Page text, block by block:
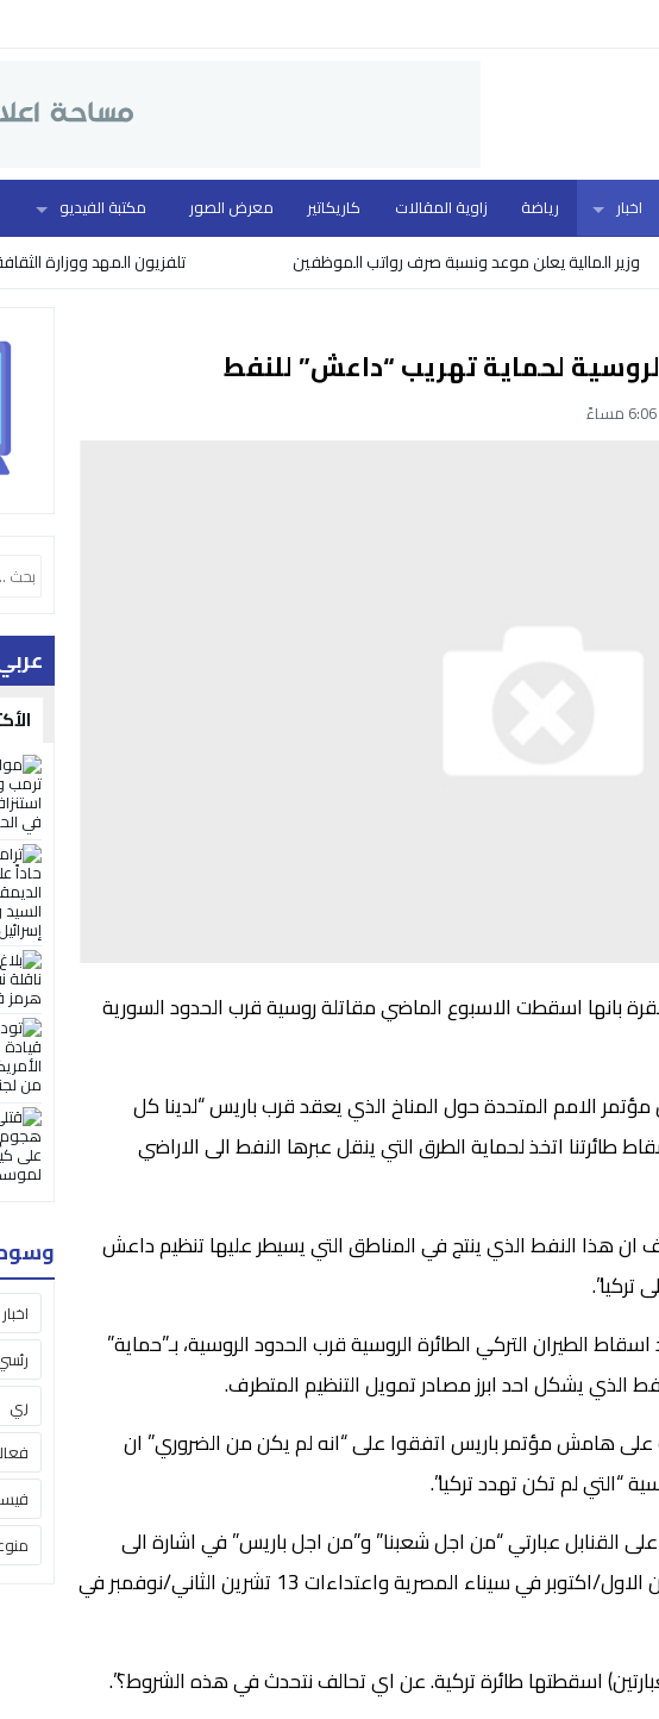
اخبار رياضة زاوية المقالات كاريكاتير معرض الصور مكتبة الفيديو
تلفزيون المهد ووزارة الثقافة يعلن موعد ونسبة صرف رواتب الموظفين
لحماية تهريب “داعش” للنفط
بانها اسقطت الاسبوع الماضي مقاتلة روسية قرب الحدود السورية
الامم المتحدة حول المناخ الذي يعقد قرب باريس “لدينا كل
طائرتنا اتخذ لحماية الطرق التي ينقل عبرها النفط الى الاراضي
هذا النفط الذي ينتج في المناطق التي يسيطر عليها تنظيم داعش
تركيا”.
الطيران التركي الطائرة الروسية قرب الحدود الروسية، بـ”حماية”
الذي يشكل احد ابرز مصادر تمويل التنظيم المتطرف.
هامش مؤتمر باريس اتفقوا على “انه لم يكن من الضروري” ان
“التي لم تكن تهدد تركيا”.
على القنابل عبارتي “من اجل شعبنا” و”من اجل باريس” في اشارة الى
اسقاط الطائرة المدنية الروسية في 31 تشرين الاول/اكتوبر في سيناء المصرية واعتداءات 13 تشرين الثاني/نوفمبر في
اسقطتها طائرة تركية. عن اي تحالف نتحدث في هذه الشروط؟”.
اخبار
ري